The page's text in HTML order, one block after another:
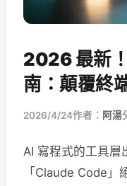
2026 最新
南：顛覆終
2026/4/24作者： 阿湯
AI 寫程式的工具
「Claude Code」